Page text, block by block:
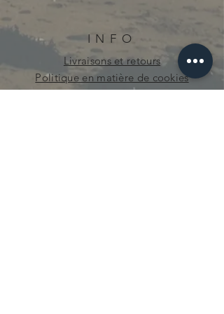
INFO
Livraisons et retours
Politique en matière de cookies
Politique de confidentialité